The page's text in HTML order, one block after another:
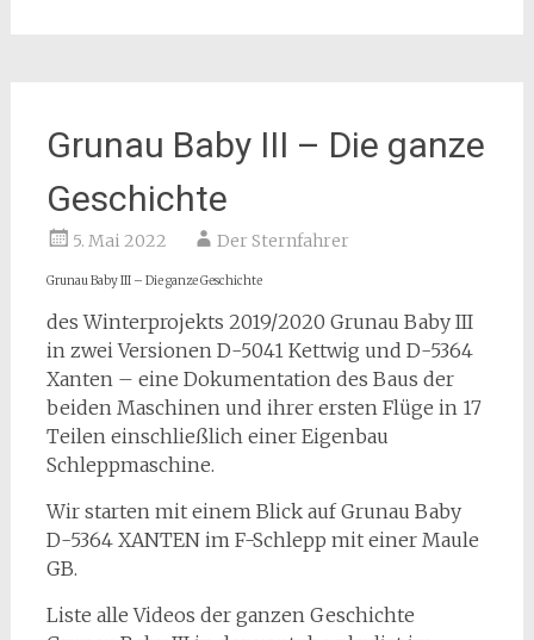
Grunau Baby III – Die ganze
Geschichte
5. Mai 2022 Der Sternfahrer
Grunau Baby III – Die ganze Geschichte
des Winterprojekts 2019/2020 Grunau Baby III
in zwei Versionen D-5041 Kettwig und D-5364
Xanten – eine Dokumentation des Baus der
beiden Maschinen und ihrer ersten Flüge in 17
Teilen einschließlich einer Eigenbau
Schleppmaschine.
Wir starten mit einem Blick auf Grunau Baby
D-5364 XANTEN im F-Schlepp mit einer Maule
GB.
Liste alle Videos der ganzen Geschichte